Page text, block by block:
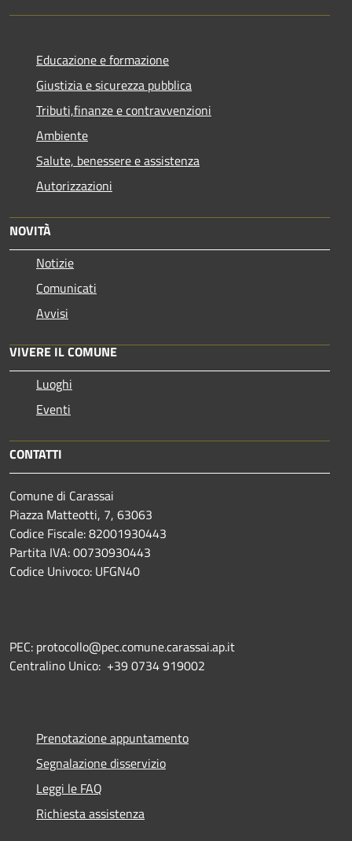
Educazione e formazione
Giustizia e sicurezza pubblica
Tributi,finanze e contravvenzioni
Ambiente
Salute, benessere e assistenza
Autorizzazioni
NOVITÀ
Notizie
Comunicati
Avvisi
VIVERE IL COMUNE
Luoghi
Eventi
CONTATTI
Comune di Carassai
Piazza Matteotti, 7, 63063
Codice Fiscale: 82001930443
Partita IVA: 00730930443
Codice Univoco: UFGN40
PEC: protocollo@pec.comune.carassai.ap.it
Centralino Unico: +39 0734 919002
Prenotazione appuntamento
Segnalazione disservizio
Leggi le FAQ
Richiesta assistenza